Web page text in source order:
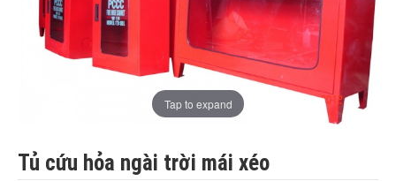
Tap to expand
Tủ cứu hỏa ngài trời mái xéo